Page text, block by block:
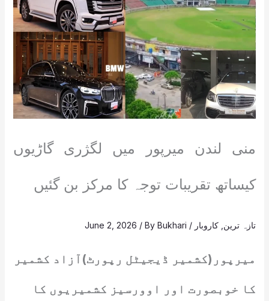
منی لندن میرپور میں لگژری گاڑیوں
کیساتھ تقریبات توجہ کا مرکز بن گئیں
تازہ ترین کاروبار /
June 2, 2026 / ByBukhari
میرپور(کشمیر ڈیجیٹل رپورٹ)آزاد کشمیر
کا خوبصورت اور اوورسیز کشمیریوں کا